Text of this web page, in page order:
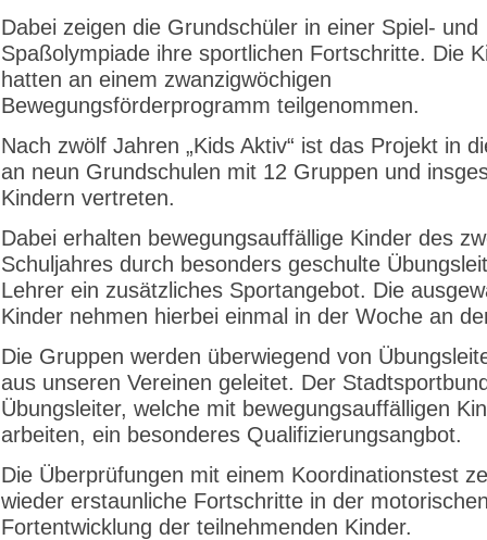
Dabei zeigen die Grundschüler in einer Spiel- und
Spaßolympiade ihre sportlichen Fortschritte. Die
hatten an einem zwanzigwöchigen
Bewegungsförderprogramm teilgenommen.
Nach zwölf Jahren „Kids Aktiv“ ist das Projekt in
an neun Grundschulen mit 12 Gruppen und
Kindern vertreten.
Dabei erhalten bewegungsauffällige Kinder des
Schuljahres durch besonders geschulte
Lehrer ein zusätzliches Sportangebot. Die
Kinder nehmen hierbei einmal in der Woche an
Die Gruppen werden überwiegend von
aus unseren Vereinen geleitet. Der
Übungsleiter, welche mit bewegungsauffälligen
arbeiten, ein besonderes Qualifizierungsangbot.
Die Überprüfungen mit einem Koordinationstest
wieder erstaunliche Fortschritte in der
Fortentwicklung der teilnehmenden Kinder.